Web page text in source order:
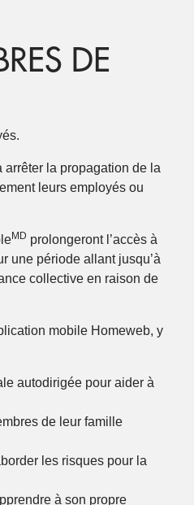
DE
la propagation de la
leurs employés ou
MD prolongeront l’accès à
une période allant jusqu’à
collective en raison de
mobile Homeweb, y
autodirigée pour aider à
de leur famille
les risques pour la
à son propre